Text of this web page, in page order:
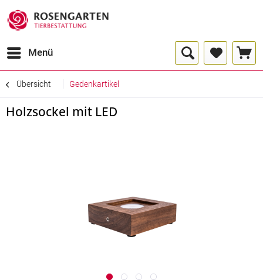
Menü
Übersicht Gedenkartikel
Holzsockel mit LED